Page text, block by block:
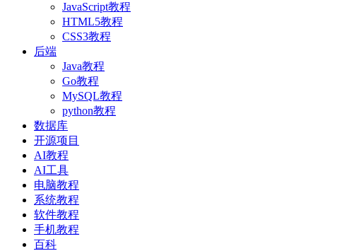
JavaScript教程
HTML5教程
CSS3教程
后端
Java教程
Go教程
MySQL教程
python教程
数据库
开源项目
AI教程
AI工具
电脑教程
系统教程
软件教程
手机教程
百科